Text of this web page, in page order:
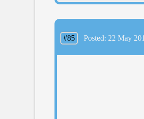
#85 Posted: 22 May